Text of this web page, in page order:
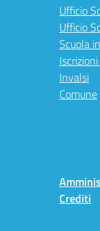
Ufficio
Ufficio
Scuola
Invalsi
Comune
Crediti